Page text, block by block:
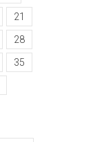
21
28
35